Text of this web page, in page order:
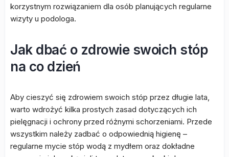
korzystnym rozwiązaniem dla osób planujących regularne
wizyty u podologa.
Jak dbać o zdrowie swoich stóp
na co dzień
Aby cieszyć się zdrowiem swoich stóp przez długie lata,
warto wdrożyć kilka prostych zasad dotyczących ich
pielęgnacji i ochrony przed różnymi schorzeniami. Przede
wszystkim należy zadbać o odpowiednią higienę –
regularne mycie stóp wodą z mydłem oraz dokładne